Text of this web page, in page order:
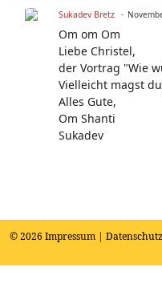
Sukadev Bretz
Om om Om
Liebe Christel,
der Vortrag "Wie
Vielleicht magst
Alles Gute,
Om Shanti
Sukadev
© 2026 Impressum | Datenschutz